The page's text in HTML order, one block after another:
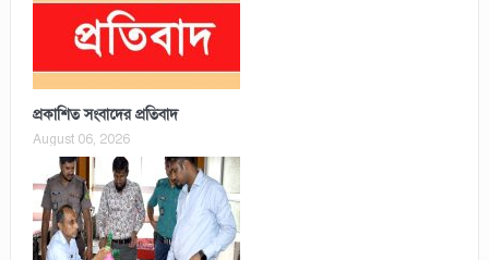
প্রকাশিত সংবাদের প্রতিবাদ
August 06, 2026